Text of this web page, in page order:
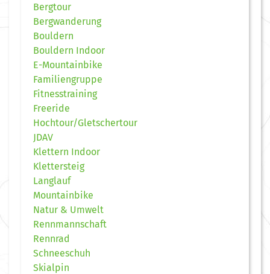
Bergtour
Bergwanderung
Bouldern
Bouldern Indoor
E-Mountainbike
Familiengruppe
Fitnesstraining
Freeride
Hochtour/Gletschertour
JDAV
Klettern Indoor
Klettersteig
Langlauf
Mountainbike
Natur & Umwelt
Rennmannschaft
Rennrad
Schneeschuh
Skialpin